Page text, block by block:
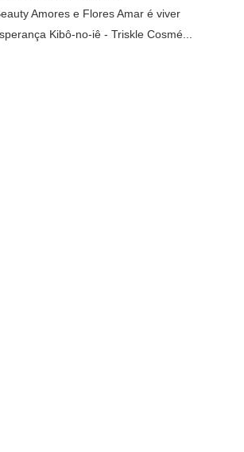
Amores e Flores Amar é viver
Kibô-no-iê - Triskle Cosmé...